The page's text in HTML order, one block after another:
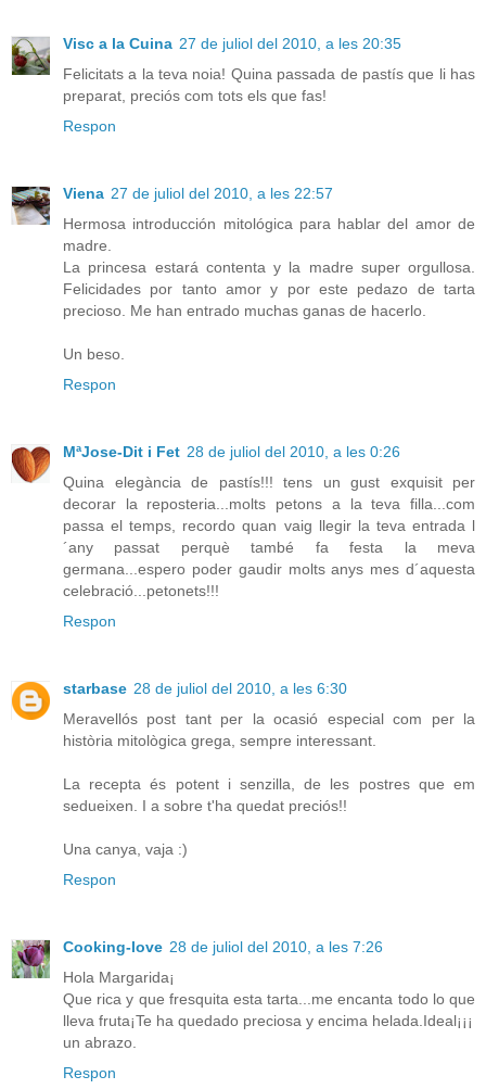
Visc a la Cuina 27 de juliol del 2010, a les 20:35
Felicitats a la teva noia! Quina passada de pastís que li has
preparat, preciós com tots els que fas!
Respon
Viena 27 de juliol del 2010, a les 22:57
Hermosa introducción mitológica para hablar del amor de
madre.
La princesa estará contenta y la madre super orgullosa.
Felicidades por tanto amor y por este pedazo de tarta
precioso. Me han entrado muchas ganas de hacerlo.
Un beso.
Respon
MªJose-Dit i Fet 28 de juliol del 2010, a les 0:26
Quina elegància de pastís!!! tens un gust exquisit per
decorar la reposteria...molts petons a la teva filla...com
passa el temps, recordo quan vaig llegir la teva entrada l
´any passat perquè també fa festa la meva
germana...espero poder gaudir molts anys mes d´aquesta
celebració...petonets!!!
Respon
starbase 28 de juliol del 2010, a les 6:30
Meravellós post tant per la ocasió especial com per la
història mitològica grega, sempre interessant.
La recepta és potent i senzilla, de les postres que em
sedueixen. I a sobre t'ha quedat preciós!!
Una canya, vaja :)
Respon
Cooking-love 28 de juliol del 2010, a les 7:26
Hola Margarida¡
Que rica y que fresquita esta tarta...me encanta todo lo que
lleva fruta¡Te ha quedado preciosa y encima helada.Ideal¡¡¡
un abrazo.
Respon